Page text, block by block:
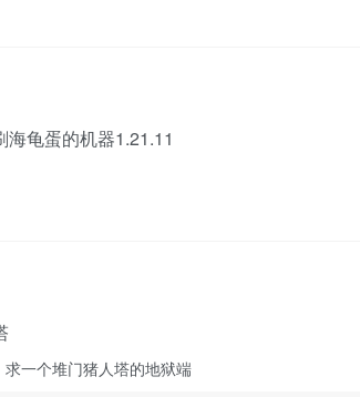
海龟蛋的机器1.21.11
一个堆门猪人塔的地狱端